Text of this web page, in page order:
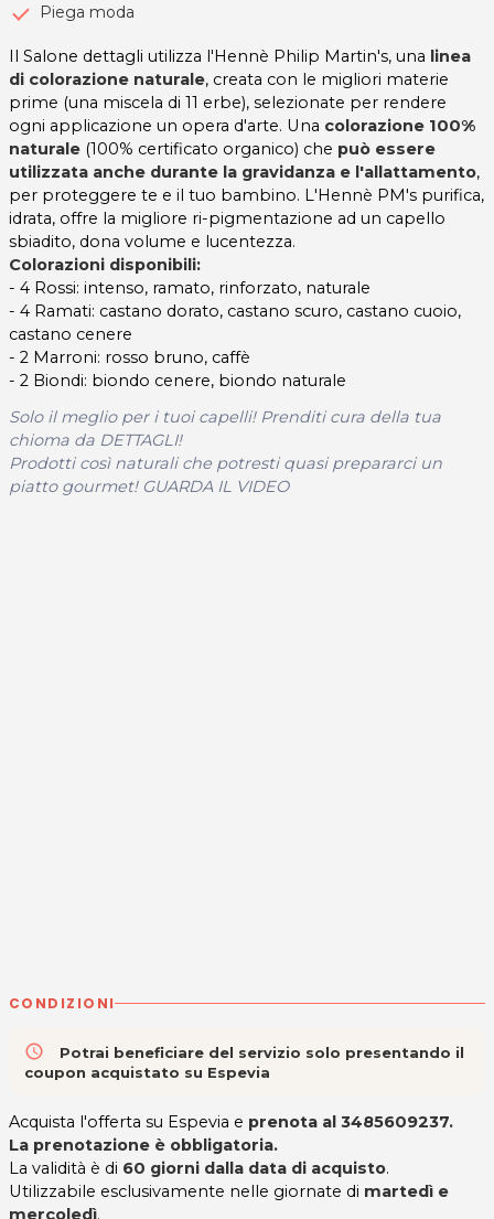
Piega moda
Il Salone dettagli utilizza l'Hennè Philip Martin's, una linea
di colorazione naturale, creata con le migliori materie
prime (una miscela di 11 erbe), selezionate per rendere
ogni applicazione un opera d'arte. Una colorazione 100%
naturale (100% certificato organico) che può essere
utilizzata anche durante la gravidanza e l'allattamento,
per proteggere te e il tuo bambino. L'Hennè PM's purifica,
idrata, offre la migliore ri-pigmentazione ad un capello
sbiadito, dona volume e lucentezza.
Colorazioni disponibili:
- 4 Rossi: intenso, ramato, rinforzato, naturale
- 4 Ramati: castano dorato, castano scuro, castano cuoio,
castano cenere
- 2 Marroni: rosso bruno, caffè
- 2 Biondi: biondo cenere, biondo naturale
Solo il meglio per i tuoi capelli! Prenditi cura della tua
chioma da DETTAGLI!
Prodotti così naturali che potresti quasi prepararci un
piatto gourmet! GUARDA IL VIDEO
CONDIZIONI
access_time
Potrai beneficiare del servizio solo presentando il
coupon acquistato su Espevia
Acquista l'offerta su Espevia e prenota al 3485609237.
La prenotazione è obbligatoria.
La validità è di 60 giorni dalla data di acquisto.
Utilizzabile esclusivamente nelle giornate di martedì e
mercoledì.